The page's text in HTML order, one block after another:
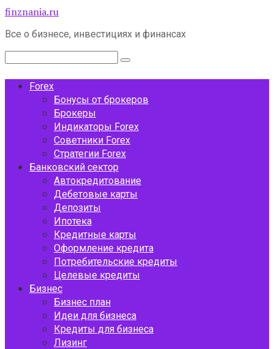
Перейти
контенту
finznania.ru
Все о бизнесе, инвестициях и финансах
Поиск:
Forex
Бонусы от брокеров
Брокеры
Индикаторы Forex
Советники Forex
Стратегии Forex
Банковский сектор
Автокредитование
Дебетовые карты
Депозиты
Ипотека
Кредитные карты
Оформление кредита
Потребительские кредиты
Целевые кредиты
Бизнес
Бизнес план
Идеи для бизнеса
Кредиты для бизнеса
Лизинг